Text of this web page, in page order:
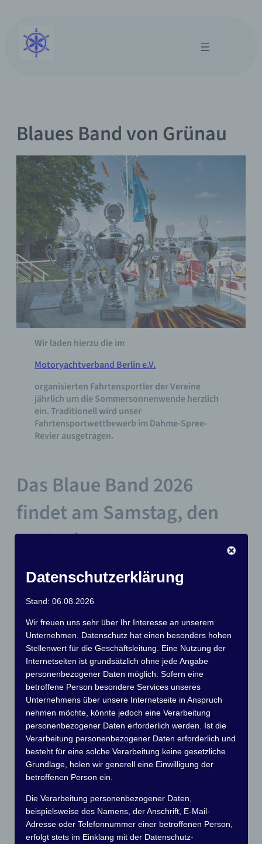
springen
Blaues Band von Grünau
Wir laden hierzu die im
Motoryachtverband Berlin e.V.
organisierten Fahrtensportler der Vereine
jährlich um die Sommersonnenwende herzlich
ein. Traditionell wird unser
Fahrtensportwettbewerb im Dahme-Spree-
Revier ausgetragen.
Das Blaue Band 2026
findet am Samstag, den
20.Juni statt.
Alle Informationen zur Anmeldung und die
dem Start!
Wir freuen uns schon drauf!
Das Orgateam des MC Grünau
Inhaltsverzeichnis
1.wichtige Informationen zur Veranstaltung
Datenschutzerklärung
Stand: 06.08.2026
Wir freuen uns sehr über Ihr Interesse an unserem
Unternehmen. Datenschutz hat einen besonders hohen
Stellenwert für die Geschäftsleitung. Eine Nutzung der
Internetseiten ist grundsätzlich ohne jede Angabe
personenbezogener Daten möglich. Sofern eine
betroffene Person besondere Services unseres
Unternehmens über unsere Internetseite in Anspruch
nehmen möchte, könnte jedoch eine Verarbeitung
personenbezogener Daten erforderlich werden. Ist die
Verarbeitung personenbezogener Daten erforderlich und
besteht für eine solche Verarbeitung keine gesetzliche
Grundlage, holen wir generell eine Einwilligung der
betroffenen Person ein.
Die Verarbeitung personenbezogener Daten,
beispielsweise des Namens, der Anschrift, E-Mail-
Adresse oder Telefonnummer einer betroffenen Person,
erfolgt stets im Einklang mit der Datenschutz-